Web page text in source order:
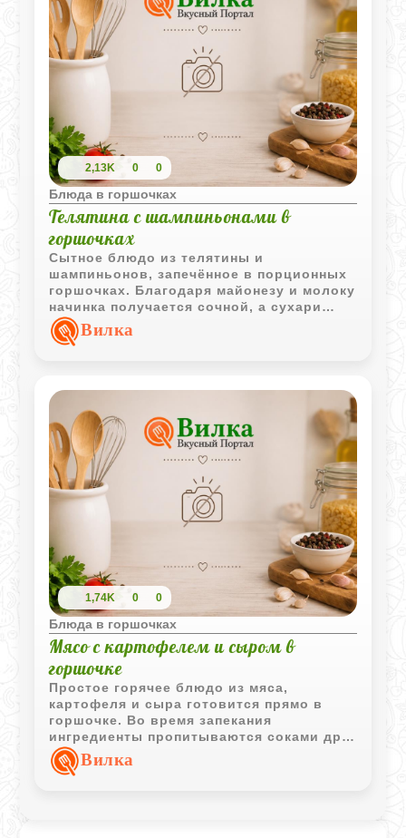
2,13K 0 0
Блюда в горшочках
Телятина с шампиньонами в
горшочках
Сытное блюдо из телятины и
шампиньонов, запечённое в порционных
горшочках. Благодаря майонезу и молоку
начинка получается сочной, а сухари
образуют аппетитную корочку.
Вилка
1,74K 0 0
Блюда в горшочках
Мясо с картофелем и сыром в
горшочке
Простое горячее блюдо из мяса,
картофеля и сыра готовится прямо в
горшочке. Во время запекания
ингредиенты пропитываются соками друг
друга, а сверху образуется аппетитная
сырная корочка.
Вилка